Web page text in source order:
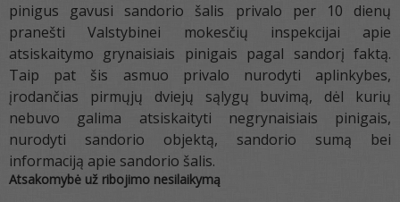
pinigus gavusi sandorio šalis privalo per 10 dienų
pranešti Valstybinei mokesčių inspekcijai apie
atsiskaitymo grynaisiais pinigais pagal sandorį faktą.
Taip pat šis asmuo privalo nurodyti aplinkybes,
įrodančias pirmųjų dviejų sąlygų buvimą, dėl kurių
nebuvo galima atsiskaityti negrynaisiais pinigais,
nurodyti sandorio objektą, sandorio sumą bei
informaciją apie sandorio šalis.
Atsakomybė už ribojimo nesilaikymą